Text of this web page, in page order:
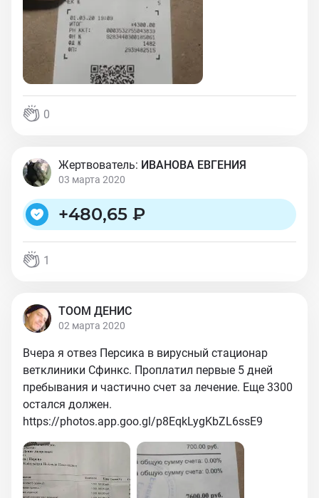
0
Жертвователь: ИВАНОВА ЕВГЕНИЯ
03 марта 2020
+480,65 ₽
1
ТООМ ДЕНИС
02 марта 2020
Вчера я отвез Персика в вирусный стационар
ветклиники Сфинкс. Проплатил первые 5 дней
пребывания и частично счет за лечение. Еще 3300
остался должен.
https://photos.app.goo.gl/p8EqkLygKbZL6ssE9